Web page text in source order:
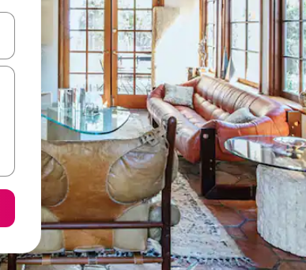
keuze met je de pijltjestoetsen omhoog en omlaag, óf